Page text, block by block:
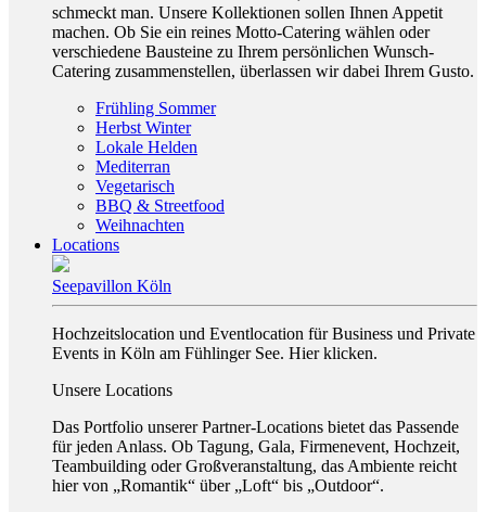
schmeckt man. Unsere Kollektionen sollen Ihnen Appetit
machen. Ob Sie ein reines Motto-Catering wählen oder
verschiedene Bausteine zu Ihrem persönlichen Wunsch-
Catering zusammenstellen, überlassen wir dabei Ihrem Gusto.
Frühling Sommer
Herbst Winter
Lokale Helden
Mediterran
Vegetarisch
BBQ & Streetfood
Weihnachten
Locations
Seepavillon Köln
Hochzeitslocation und Eventlocation für Business und Private
Events in Köln am Fühlinger See. Hier klicken.
Unsere Locations
Das Portfolio unserer Partner-Locations bietet das Passende
für jeden Anlass. Ob Tagung, Gala, Firmenevent, Hochzeit,
Teambuilding oder Großveranstaltung, das Ambiente reicht
hier von „Romantik“ über „Loft“ bis „Outdoor“.